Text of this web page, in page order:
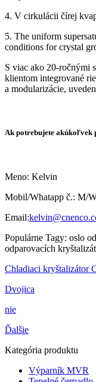
4. V cirkulácii čírej
5. The uniform
conditions for crystal
S viac ako 20-ročnými
klientom integrované
a modularizácie,
Ak potrebujete akúkoľvek
Meno: Kelvin
Mobil/Whatapp č.: M/
Email:
Populárne Tagy: oslo
odparovacích
Chladiaci kryštalizátor
Dvojica
nie
Ďalšie
Kategória produktu
Výparník MVR